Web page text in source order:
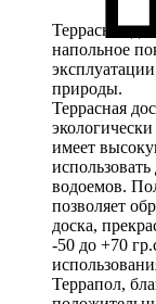
Террасная
напольное
природы.
Террасная
имеет
водоемов.
позволяет
доска,
-50 до +70
Террапол,